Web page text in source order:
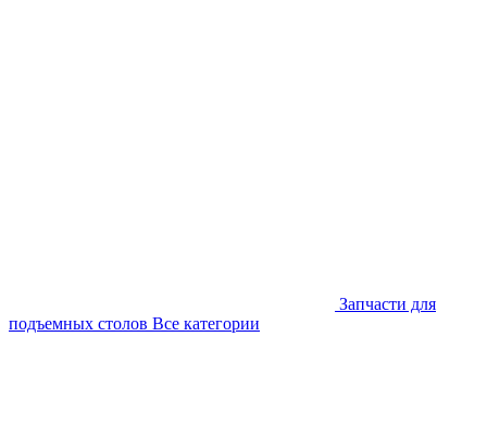
Запчасти для
подъемных столов Все категории